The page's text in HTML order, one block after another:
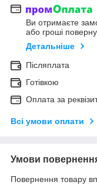
Ви отримаєте
або гроші
Детальніше
Післяплата
Готівкою
Оплата за
Всі умови оплати
Умови
Повернення товару